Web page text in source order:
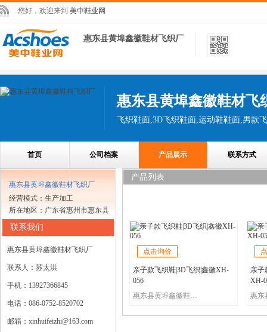
您好，欢迎来到 美中鞋业网
惠东县黄埠鑫徽鞋材飞织厂
惠东县黄埠鑫徽鞋材飞
飞织鞋面,3D飞织鞋面,运动鞋鞋面,男款
首页 公司档案 产品展示 联系方式
惠东县黄埠鑫徽鞋材飞织厂
经营模式：生产加工
所在地区：广东省惠州市惠东县
联系我们
惠东县黄埠鑫徽鞋材飞织厂
联系人：苏太洪
手机：13927366845
电话：086-0752-8520702
邮箱：xinhuifeizhi@163.com
产品列表
点击询价
亲子款飞织鞋|3D飞织|鑫徽XH-
056
惠东县黄埠鑫徽鞋材飞织厂
亲子
XH-